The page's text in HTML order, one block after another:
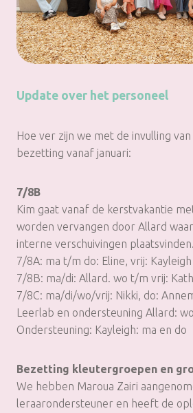
Update over het personeel
Hoe ver zijn we met de invulling
bezetting vanaf januari:
7/8B
Kim gaat vanaf de kerstvakantie
worden vervangen door Allard
interne verschuivingen plaatsvinden.
7/8A: ma t/m do: Eline, vrij: Kayleigh
7/8B: ma/di: Allard. wo t/m vrij:
7/8C: ma/di/wo/vrij: Nikki, do:
Leerlab en ondersteuning Allard:
Ondersteuning: Kayleigh: ma en do
Bezetting kleutergroepen en
We hebben Maroua Zairi
leraarondersteuner en heeft de